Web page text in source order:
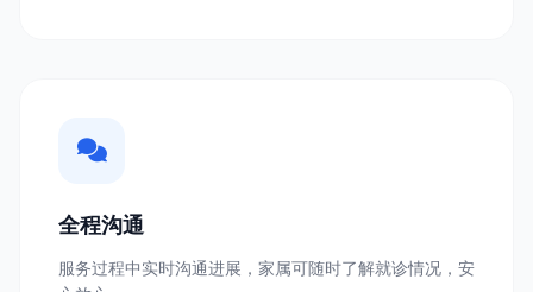
全程沟通
服务过程中实时沟通进展，家属可随时了解就诊情况，安